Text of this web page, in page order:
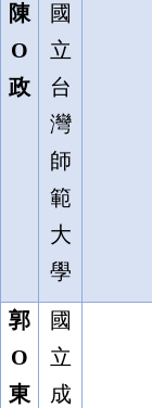
陳
O
政
國
立
台
灣
師
範
大
學
郭
O
東
國
立
成